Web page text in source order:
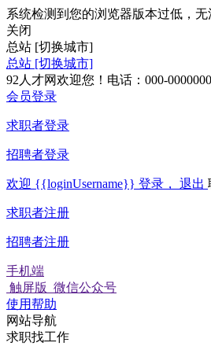
系统检测到您的浏览器版本过低，
关闭
总站 [切换城市]
总站 [切换城市]
92人才网欢迎您！电话：000-0000000
会员登录
求职者登录
招聘者登录
欢迎 {{loginUsername}} 登录， 退出
求职者注册
招聘者注册
手机端
触屏版 微信公众号
使用帮助
网站导航
求职找工作